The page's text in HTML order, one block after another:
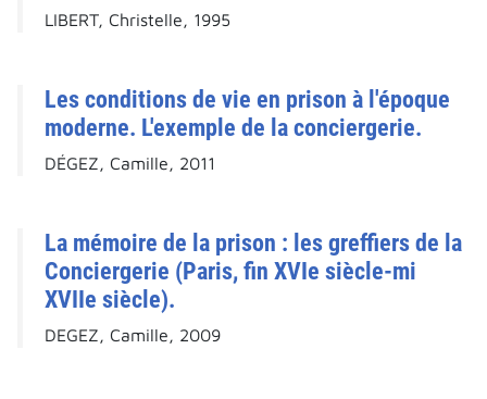
LIBERT, Christelle, 1995
Les conditions de vie en prison à l'époque
moderne. L'exemple de la conciergerie.
DÉGEZ, Camille, 2011
La mémoire de la prison : les greffiers de la
Conciergerie (Paris, fin XVIe siècle-mi
XVIIe siècle).
DEGEZ, Camille, 2009